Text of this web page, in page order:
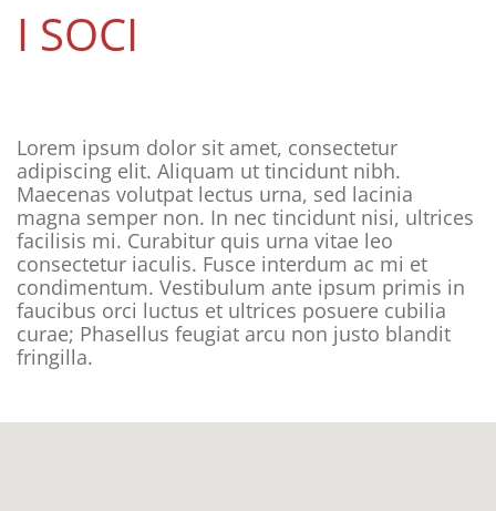
I SOCI
Lorem ipsum dolor sit amet, consectetur
adipiscing elit. Aliquam ut tincidunt nibh.
Maecenas volutpat lectus urna, sed lacinia
magna semper non. In nec tincidunt nisi, ultrices
facilisis mi. Curabitur quis urna vitae leo
consectetur iaculis. Fusce interdum ac mi et
condimentum. Vestibulum ante ipsum primis in
faucibus orci luctus et ultrices posuere cubilia
curae; Phasellus feugiat arcu non justo blandit
fringilla.